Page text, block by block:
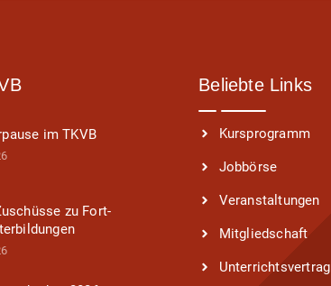
im TKVB
zu Fort-
Beliebte Links
Kursprogramm
Jobbörse
Veranstaltungen
Mitgliedschaft
Unterrichtsvertrag